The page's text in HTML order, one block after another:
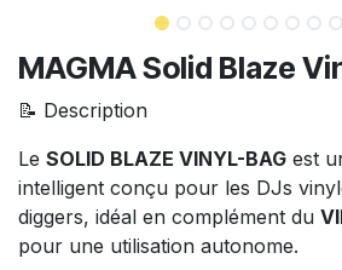
MAGMA Solid Blaze
📝 Description
Le SOLID BLAZE VINYL-BAG est
intelligent conçu pour les DJs
diggers, idéal en complément du
pour une utilisation autonome.